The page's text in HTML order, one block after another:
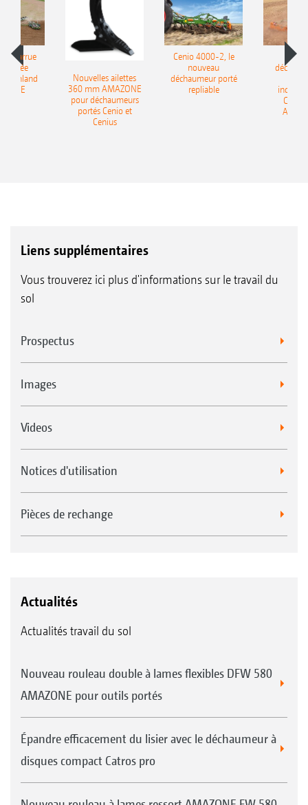
charrue
portée
Onland
Nouvelles ailettes
360 mm AMAZONE
pour déchaumeurs
portés Cenio et
Cenius
Cenio 4000-2, le
nouveau
déchaumeur porté
repliable
Liens supplémentaires
Vous trouverez ici plus d'informations sur le travail du
sol
Prospectus
Images
Videos
Notices d'utilisation
Pièces de rechange
Actualités
Actualités travail du sol
Nouveau rouleau double à lames flexibles DFW 580
AMAZONE pour outils portés
Épandre efficacement du lisier avec le déchaumeur à
disques compact Catros pro